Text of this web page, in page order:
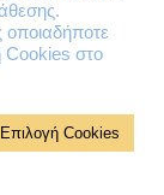
οποιαδήποτε
Cookies στο
Επιλογή Cookies